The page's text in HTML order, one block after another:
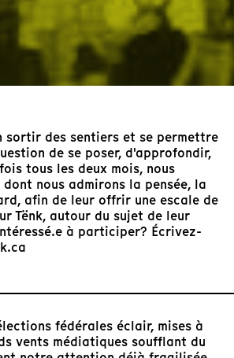
des sentiers et se permettre
de se poser, d'approfondir,
tous les deux mois, nous
nous admirons la pensée, la
afin de leur offrir une escale de
Tënk, autour du sujet de leur
à participer? Écrivez-
fédérales éclair, mises à
vents médiatiques soufflant du